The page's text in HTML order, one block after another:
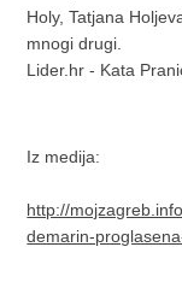
Holy, Tatjana
mnogi drugi.
Lider.hr - Kata
Iz medija:
http://
demarin-